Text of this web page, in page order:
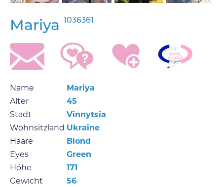
Mariya 1036361
Name
Mariya
Alter
45
Stadt
Vinnytsia
Wohnsitzland Ukraine
Haare
Blond
Eyes
Green
Höhe
171
Gewicht
56